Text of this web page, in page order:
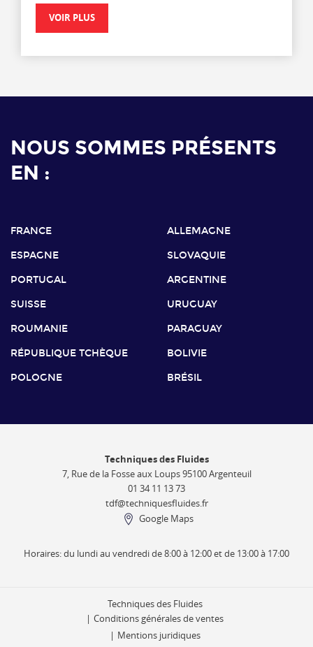
VOIR PLUS
NOUS SOMMES PRÉSENTS
EN :
FRANCE
ESPAGNE
PORTUGAL
SUISSE
ROUMANIE
RÉPUBLIQUE TCHÈQUE
POLOGNE
ALLEMAGNE
SLOVAQUIE
ARGENTINE
URUGUAY
PARAGUAY
BOLIVIE
BRÉSIL
Techniques des Fluides
7, Rue de la Fosse aux Loups 95100 Argenteuil
01 34 11 13 73
tdf@techniquesfluides.fr
Google Maps
Horaires: du lundi au vendredi de 8:00 à 12:00 et de 13:00 à 17:00
Techniques des Fluides
Conditions générales de ventes
Mentions juridiques